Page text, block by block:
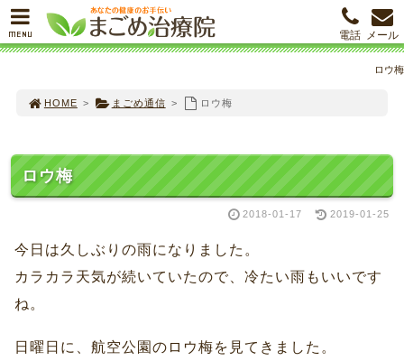
ロウ梅
HOME > まごめ通信 > ロウ梅
ロウ梅
2018-01-17 2019-01-25
今日は久しぶりの雨になりました。
カラカラ天気が続いていたので、冷たい雨もいいです
ね。
日曜日に、航空公園のロウ梅を見てきました。
MENU メール
電話